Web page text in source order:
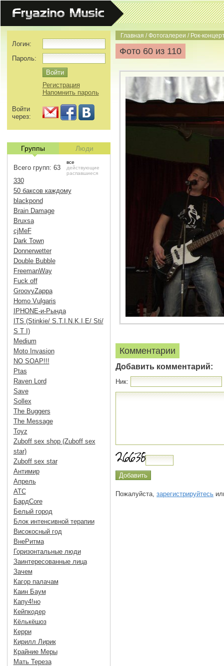
Главная /Фотогалереи / Рок-
Фото 60 из 110
Комментарии
Добавить комментарий:
Ник:
Пожалуйста, зарегистрируйтесь
Логин:
Пароль:
Регистрация
Напомнить пароль
Войти
через:
Группы Люди
Всего групп: 63
все
действующие
распавшиеся
330
50 баксов каждому
blackpond
Brain Damage
Bruxsa
cjMeF
Dark Town
Donnerwetter
Double Bubble
FreemanWay
Fuck off
GroovyZappa
Homo Vulgaris
IPHONE-и-Рында
ITS (Stinkie/ S.T.I.N.K.I.E/ Sti/
S T I)
Medium
Moto Invasion
NO SOAP!!!
Ptas
Raven Lord
Save
Sollex
The Buggers
The Message
Toyz
Zuboff sex shop (Zuboff sex
star)
Zuboff sex star
Антимир
Апрель
АТС
БардCore
Белый город
Блок интенсивной терапии
Високосный год
ВнеРитма
Горизонтальные люди
Заинтересованные лица
Зачем
Кагор палачам
Каин Баум
Капу4!но
Кейпкодер
Кёлькёшоз
Керри
Кирилл Лирик
Крайние Меры
Мать Тереза